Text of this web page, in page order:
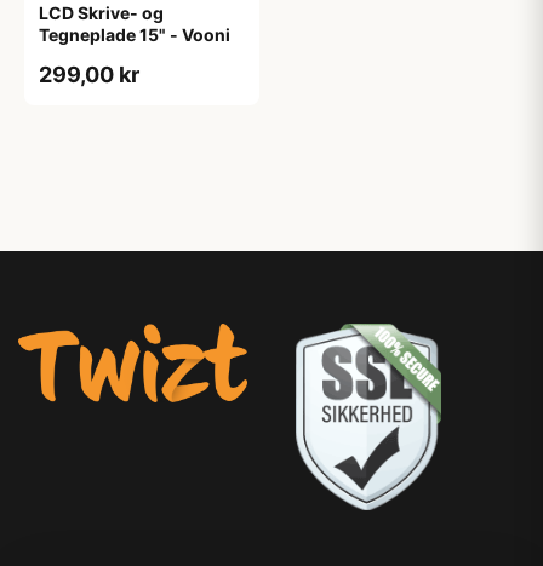
LCD Skrive- og
Tegneplade 15" - Vooni
299,00 kr